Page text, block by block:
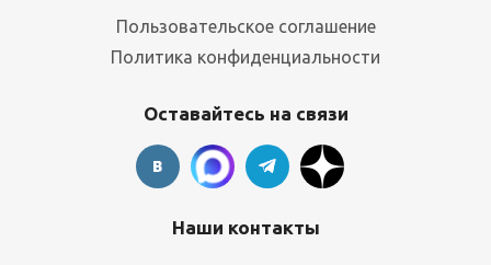
Пользовательское соглашение
Политика конфиденциальности
Оставайтесь на связи
Наши контакты